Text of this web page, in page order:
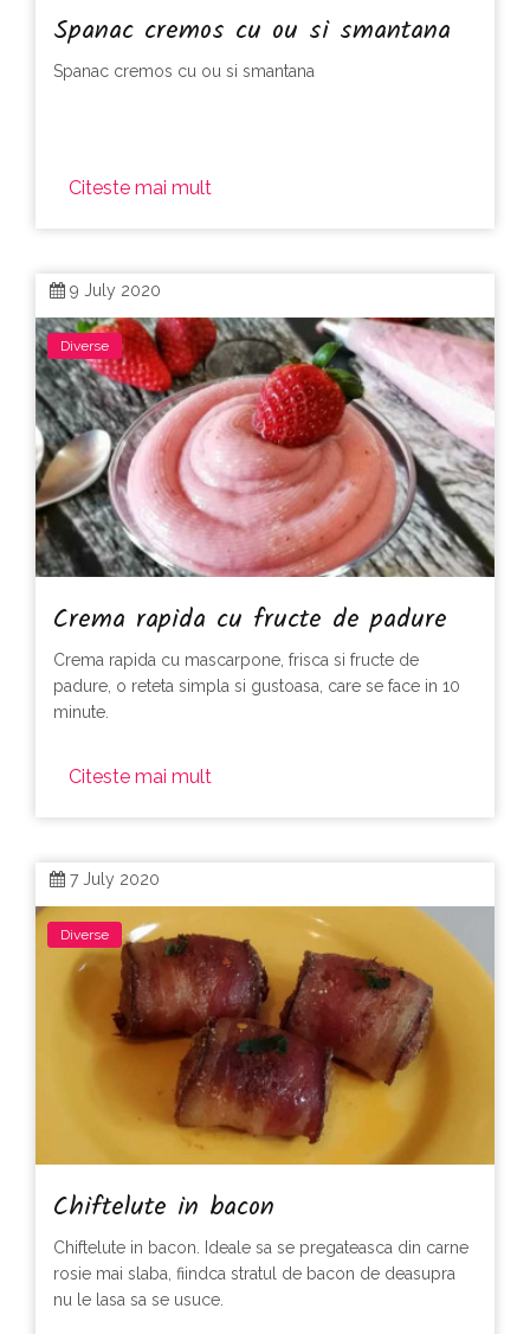
Spanac cremos cu ou si smantana
Spanac cremos cu ou si smantana
Citeste mai mult
9 July 2020
Diverse
Crema rapida cu fructe de padure
Crema rapida cu mascarpone, frisca si fructe de
padure, o reteta simpla si gustoasa, care se face in 10
minute.
Citeste mai mult
7 July 2020
Diverse
Chiftelute in bacon
Chiftelute in bacon. Ideale sa se pregateasca din carne
rosie mai slaba, fiindca stratul de bacon de deasupra
nu le lasa sa se usuce.